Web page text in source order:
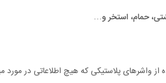
حمام، استخر و…
از واشرهای پلاستیکی که هیچ اطلاعاتی در